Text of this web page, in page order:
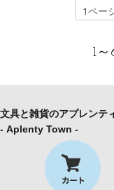
1
文具と雑貨のアプレンテ
- Aplenty Town -